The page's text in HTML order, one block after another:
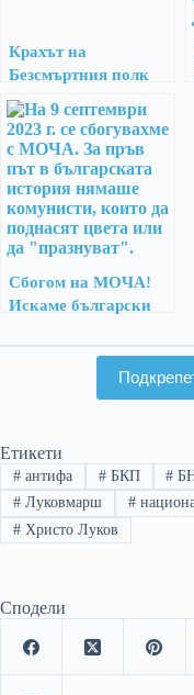
Крахът на
Безсмъртния полк
Сбогом на МОЧА!
Искаме български
Етикети
#антифа #БКП #
#Луковмарш #
#Христо Луков
Сподели